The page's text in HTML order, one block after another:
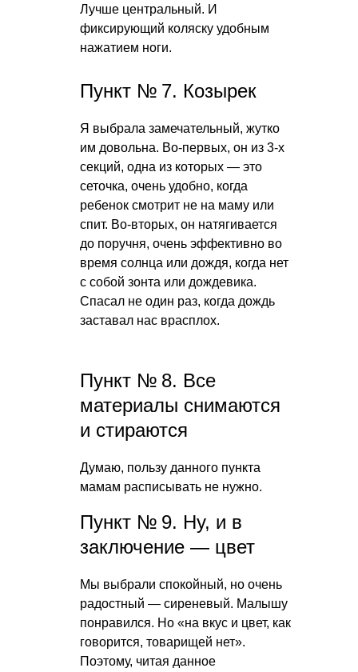
Лучше центральный. И
фиксирующий коляску удобным
нажатием ноги.
Пункт № 7. Козырек
Я выбрала замечательный, жутко
им довольна. Во-первых, он из 3-х
секций, одна из которых — это
сеточка, очень удобно, когда
ребенок смотрит не на маму или
спит. Во-вторых, он натягивается
до поручня, очень эффективно во
время солнца или дождя, когда нет
с собой зонта или дождевика.
Спасал не один раз, когда дождь
заставал нас врасплох.
Пункт № 8. Все
материалы снимаются
и стираются
Думаю, пользу данного пункта
мамам расписывать не нужно.
Пункт № 9. Ну, и в
заключение — цвет
Мы выбрали спокойный, но очень
радостный — сиреневый. Малышу
понравился. Но «на вкус и цвет, как
говорится, товарищей нет».
Поэтому, читая данное